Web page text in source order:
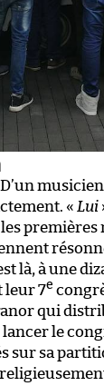
« Lui
premières
là, à une
leur 7e
qui
le
sur sa